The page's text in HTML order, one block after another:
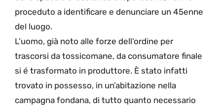
proceduto a identificare e denunciare un 45enne
del luogo.
L’uomo, già noto alle forze dell’ordine per
trascorsi da tossicomane, da consumatore finale
si é trasformato in produttore. È stato infatti
trovato in possesso, in un’abitazione nella
campagna fondana, di tutto quanto necessario